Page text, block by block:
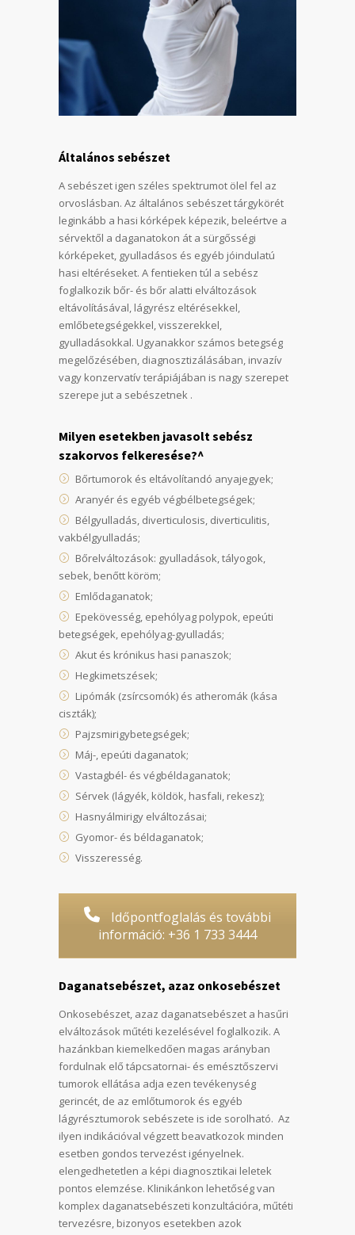
Általános sebészet
A sebészet igen széles spektrumot ölel fel az
orvoslásban. Az általános sebészet tárgykörét
leginkább a hasi kórképek képezik, beleértve a
sérvektől a daganatokon át a sürgősségi
kórképeket, gyulladásos és egyéb jóindulatú
hasi eltéréseket. A fentieken túl a sebész
foglalkozik bőr- és bőr alatti elváltozások
eltávolításával, lágyrész eltérésekkel,
emlőbetegségekkel, visszerekkel,
gyulladásokkal. Ugyanakkor számos betegség
megelőzésében, diagnosztizálásában, invazív
vagy konzervatív terápiájában is nagy szerepet
szerepe jut a sebészetnek .
Milyen esetekben javasolt sebész
szakorvos felkeresése?^
Bőrtumorok és eltávolítandó anyajegyek;
Aranyér és egyéb végbélbetegségek;
Bélgyulladás, diverticulosis, diverticulitis,
vakbélgyulladás;
Bőrelváltozások: gyulladások, tályogok,
sebek, benőtt köröm;
Emlődaganatok;
Epekövesség, epehólyag polypok, epeúti
betegségek, epehólyag-gyulladás;
Akut és krónikus hasi panaszok;
Hegkimetszések;
Lipómák (zsírcsomók) és atheromák (kása
ciszták);
Pajzsmirigybetegségek;
Máj-, epeúti daganatok;
Vastagbél- és végbéldaganatok;
Sérvek (lágyék, köldök, hasfali, rekesz);
Hasnyálmirigy elváltozásai;
Gyomor- és béldaganatok;
Visszeresség.
Időpontfoglalás és további
információ: +36 1 733 3444
Daganatsebészet, azaz onkosebészet
Onkosebészet, azaz daganatsebészet a hasűri
elváltozások műtéti kezelésével foglalkozik. A
hazánkban kiemelkedően magas arányban
fordulnak elő tápcsatornai- és emésztőszervi
tumorok ellátása adja ezen tevékenység
gerincét, de az emlőtumorok és egyéb
lágyrésztumorok sebészete is ide sorolható. Az
ilyen indikációval végzett beavatkozok minden
esetben gondos tervezést igényelnek.
elengedhetetlen a képi diagnosztikai leletek
pontos elemzése. Klinikánkon lehetőség van
komplex daganatsebészeti konzultációra, műtéti
tervezésre, bizonyos esetekben azok